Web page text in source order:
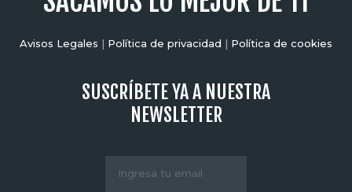
Avisos Legales | Política de privacidad | Política de cookies
SUSCRÍBETE YA A NUESTRA
NEWSLETTER